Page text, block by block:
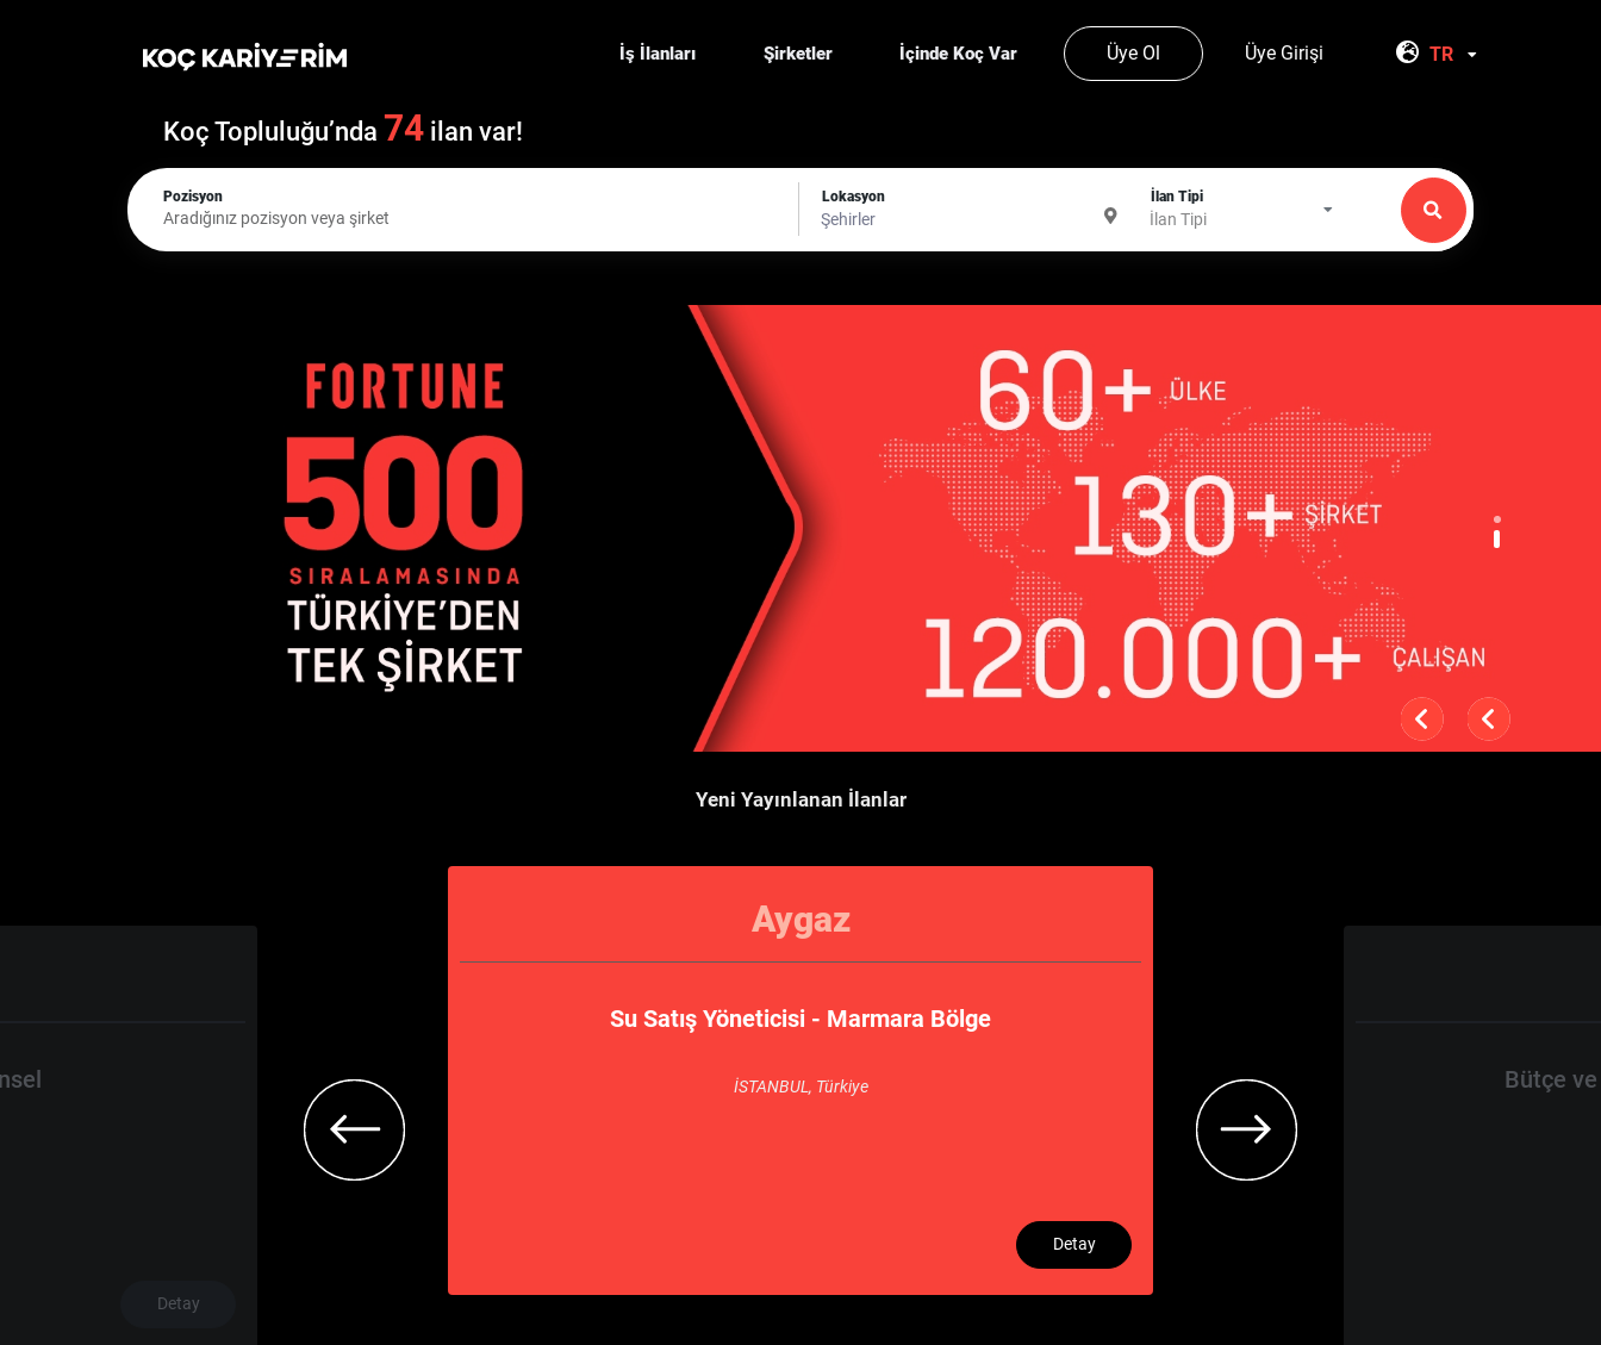
İş İlanları Şirketler İçinde Koç Var Üye Ol Üye Girişi TR
Koç Topluluğu’nda 74 ilan var!
Pozisyon Lokasyon
Şehirler
İlan Tipi
İlan Tipi
Yeni Yayınlanan İlanlar
Detay
Aygaz
Su Satış Yöneticisi - Marmara Bölge
İSTANBUL, Türkiye
Detay
Bütçe ve